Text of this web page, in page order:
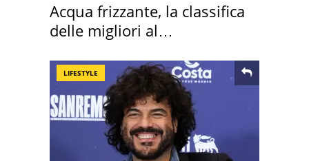
Acqua frizzante, la classifica
delle migliori al
LIFESTYLE